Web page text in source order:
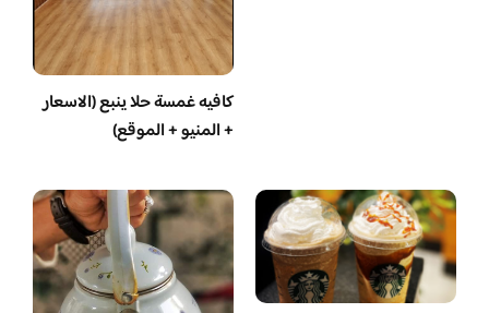
كافيه غمسة حلا ينبع (الاسعار
+ المنيو + الموقع)